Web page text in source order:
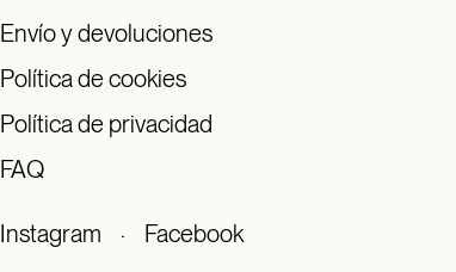
Envío y devoluciones
Política de cookies
Política de privacidad
FAQ
Instagram · Facebook